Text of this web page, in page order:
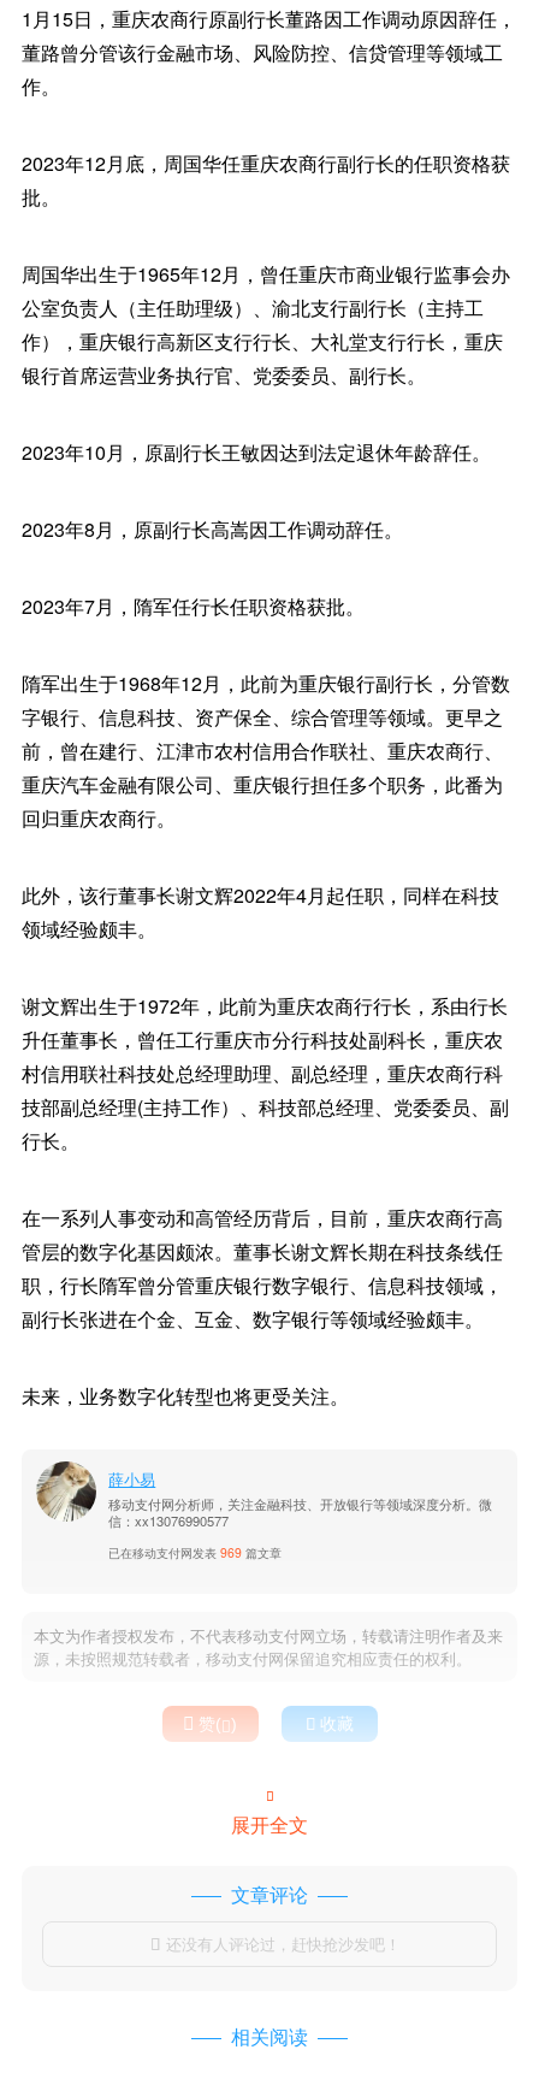
1月15日，重庆农商行原副行长董路因工作调动原因辞任，
董路曾分管该行金融市场、风险防控、信贷管理等领域工
作。
2023年12月底，周国华任重庆农商行副行长的任职资格获
批。
周国华出生于1965年12月，曾任重庆市商业银行监事会办
公室负责人（主任助理级）、渝北支行副行长（主持工
作），重庆银行高新区支行行长、大礼堂支行行长，重庆
银行首席运营业务执行官、党委委员、副行长。
2023年10月，原副行长王敏因达到法定退休年龄辞任。
2023年8月，原副行长高嵩因工作调动辞任。
2023年7月，隋军任行长任职资格获批。
隋军出生于1968年12月，此前为重庆银行副行长，分管数
字银行、信息科技、资产保全、综合管理等领域。更早之
前，曾在建行、江津市农村信用合作联社、重庆农商行、
重庆汽车金融有限公司、重庆银行担任多个职务，此番为
回归重庆农商行。
此外，该行董事长谢文辉2022年4月起任职，同样在科技
领域经验颇丰。
谢文辉出生于1972年，此前为重庆农商行行长，系由行长
升任董事长，曾任工行重庆市分行科技处副科长，重庆农
村信用联社科技处总经理助理、副总经理，重庆农商行科
技部副总经理(主持工作）、科技部总经理、党委委员、副
行长。
在一系列人事变动和高管经历背后，目前，重庆农商行高
管层的数字化基因颇浓。董事长谢文辉长期在科技条线任
职，行长隋军曾分管重庆银行数字银行、信息科技领域，
副行长张进在个金、互金、数字银行等领域经验颇丰。
未来，业务数字化转型也将更受关注。
薛小易
移动支付网分析师，关注金融科技、开放银行等领域深度分析。微
信：xx13076990577
已在移动支付网发表969 篇文章
本文为作者授权发布，不代表移动支付网立场，转载请注明作者及来
源，未按照规范转载者，移动支付网保留追究相应责任的权利。
 赞()  收藏

展开全文
文章评论
 还没有人评论过，赶快抢沙发吧！
相关阅读